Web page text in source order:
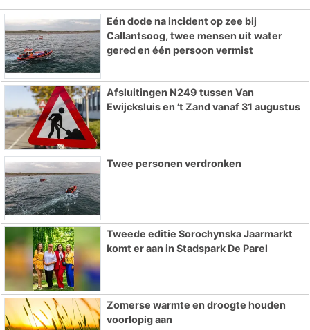
Eén dode na incident op zee bij
Callantsoog, twee mensen uit water
gered en één persoon vermist
Afsluitingen N249 tussen Van
Ewijcksluis en ’t Zand vanaf 31 augustus
Twee personen verdronken
Tweede editie Sorochynska Jaarmarkt
komt er aan in Stadspark De Parel
Zomerse warmte en droogte houden
voorlopig aan